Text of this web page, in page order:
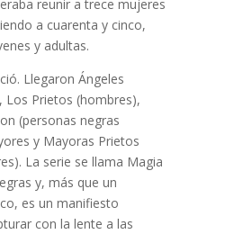
reunir a trece mujeres
a cuarenta y cinco,
y adultas.
Llegaron Ángeles
Los Prietos (hombres),
(personas negras
y Mayoras Prietos
La serie se llama Magia
y, más que un
es un manifiesto
con la lente a las